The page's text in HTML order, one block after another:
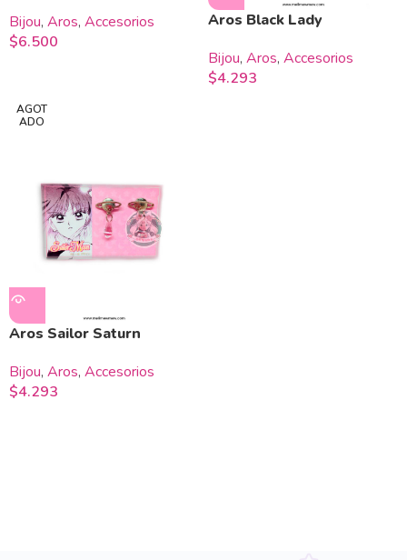
Bijou, Aros, Accesorios
$6.500
Aros Black Lady
Bijou, Aros, Accesorios
$4.293
AGOT
ADO
Aros Sailor Saturn
Bijou, Aros, Accesorios
$4.293